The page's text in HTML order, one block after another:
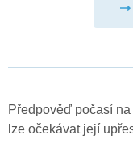
Předpověď počasí
lze očekávat její